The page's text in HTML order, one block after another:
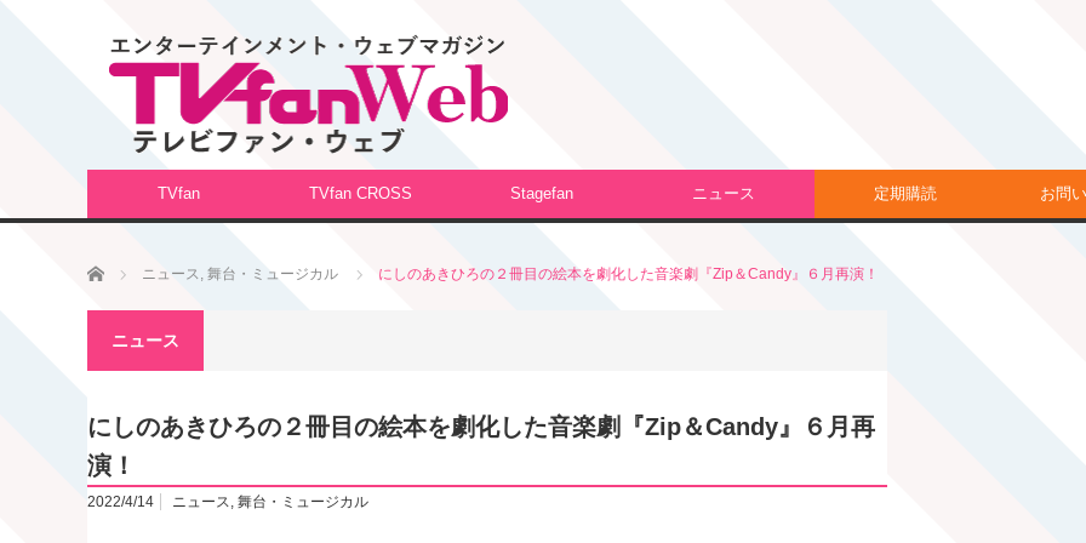
TVfan TVfan CROSS Stagefan ニュース 定期購読 お問
ホーム ニュース, 舞台・ミュージカル にしのあきひろの２冊目の絵本を劇化した音楽劇『Zip＆Candy』６月再演！
ニュース
にしのあきひろの２冊目の絵本を劇化した音楽劇『Zip＆Candy』６月再
演！
2022/4/14 ニュース, 舞台・ミュージカル